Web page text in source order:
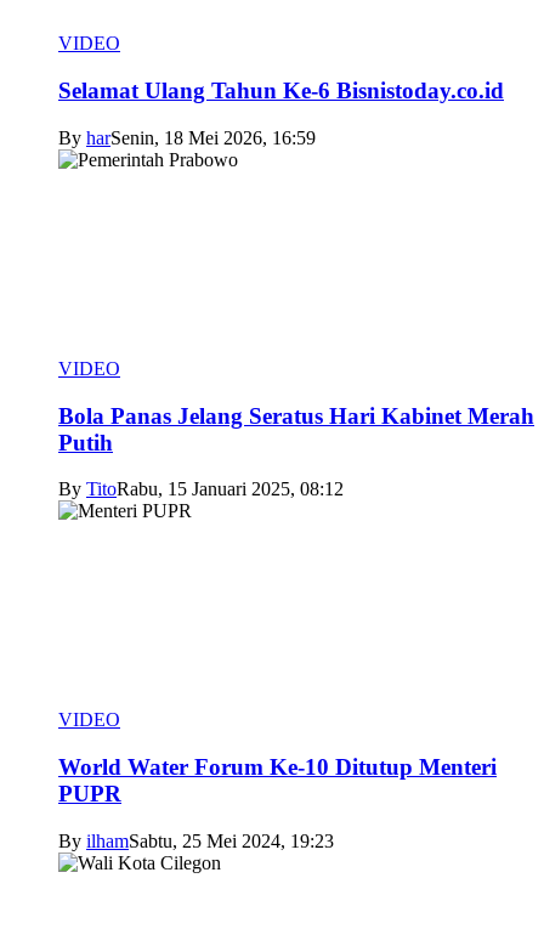
VIDEO
Selamat Ulang Tahun Ke-6 Bisnistoday.co.id
By harSenin, 18 Mei 2026, 16:59
VIDEO
Bola Panas Jelang Seratus Hari Kabinet Merah
Putih
By TitoRabu, 15 Januari 2025, 08:12
VIDEO
World Water Forum Ke-10 Ditutup Menteri
PUPR
By ilhamSabtu, 25 Mei 2024, 19:23